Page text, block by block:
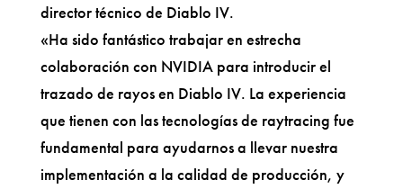
director técnico de Diablo IV.
«Ha sido fantástico trabajar en estrecha
colaboración con NVIDIA para introducir el
trazado de rayos en Diablo IV. La experiencia
que tienen con las tecnologías de raytracing fue
fundamental para ayudarnos a llevar nuestra
implementación a la calidad de producción, y